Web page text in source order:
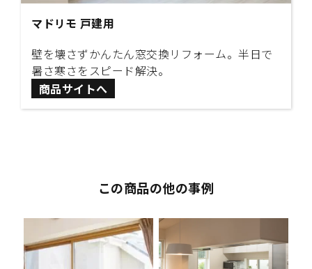
マドリモ 戸建用
壁を壊さずかんたん窓交換リフォーム。半日で
暑さ寒さをスピード解決。
商品サイトへ
この商品の他の事例